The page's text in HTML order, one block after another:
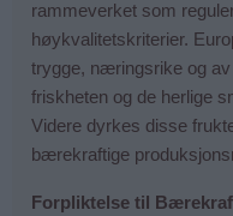
rammeverket som
høykvalitetskriterier.
trygge, næringsrike og
friskheten og de herlige
Videre dyrkes disse
bærekraftige
Forpliktelse til